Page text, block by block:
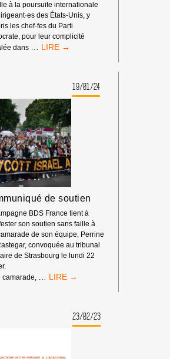
à la poursuite internationale
des États-Unis, y
les chef·fes du Parti
pour leur complicité
dans
LE
COMPLICITÉ
HONTEUSE
DU
PARTI
DÉMOCRATE
AMÉRICAIN
AVEC
L’APARTHEID
ET
GÉNOCIDE
ISRAÉLIENS
CONTRE
LES
PALESTINIEN·NES.
19/01/24
de soutien
BDS France tient à
son soutien sans faille à
de son équipe, Perrine
convoquée au tribunal
de Strasbourg le lundi 22
camarade,
COMMUNIQUÉ
23/02/23